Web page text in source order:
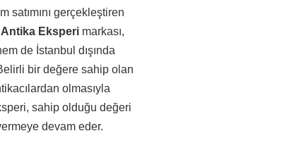
satımını gerçekleştiren
Antika Eksperi markası,
de İstanbul dışında
bir değere sahip olan
olmasıyla
sahip olduğu değeri
devam eder.